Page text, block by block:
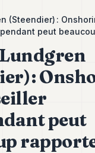
(Steendier) :
peut
:
peut